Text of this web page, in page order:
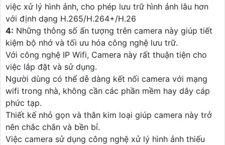
việc xử lý hình ảnh, cho phép lưu trữ hình ảnh lâu hơn
với định dạng H.265/H.264+/H.26
4: Những thông số ấn tượng trên camera này giúp tiết
kiệm bộ nhớ và tối ưu hóa công nghệ lưu trữ.
Với công nghệ IP Wifi, Camera này rất thuận tiện cho
việc lắp đặt và sử dụng.
Người dùng có thể dễ dàng kết nối camera với mạng
wifi trong nhà, không cần các phần mềm hay dây cáp
phức tạp.
Thiết kế nhỏ gọn và thân kim loại giúp camera này trở
nên chắc chắn và bền bỉ.
Việc camera sử dụng công nghệ xử lý hình ảnh thiếu